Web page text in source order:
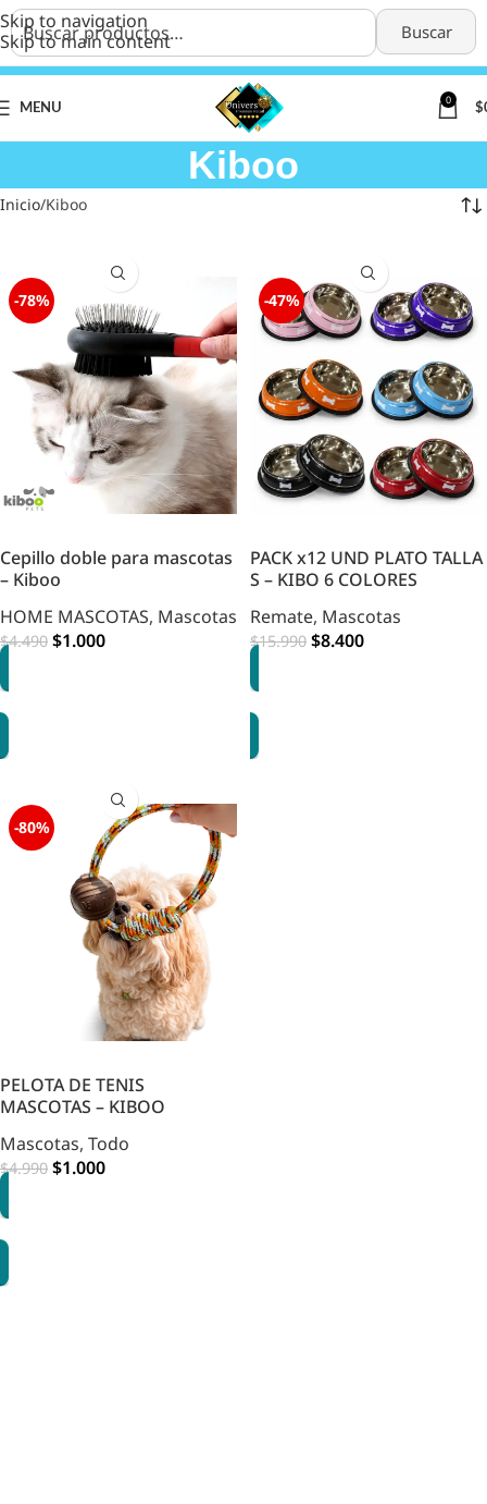
Buscar
Skip to navigation
Skip to main content
MENU
0
$
Kiboo
Inicio Kiboo
-78%
Cepillo doble para mascotas
– Kiboo
HOME MASCOTAS, Mascotas
$4.490 $1.000
-47%
PACK x12 UND PLATO TALLA
S – KIBO 6 COLORES
Remate, Mascotas
$15.990 $8.400
-80%
PELOTA DE TENIS
MASCOTAS – KIBOO
Mascotas, Todo
$4.990 $1.000